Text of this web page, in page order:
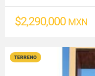
$2,290,000 MXN
TERRENO